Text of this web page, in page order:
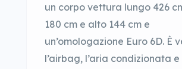
un corpo vettura lungo 426
180 cm e alto 144 cm e
un’omologazione Euro 6D. È
l’airbag, l’aria condizionata e